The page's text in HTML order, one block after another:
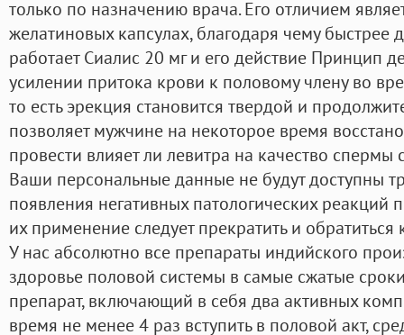
только по назначению врача. Его отличием
желатиновых капсулах, благодаря чему быстрее
работает Сиалис 20 мг и его действие Принцип
усилении притока крови к половому члену во
то есть эрекция становится твердой и
позволяет мужчине на некоторое время
провести влияет ли левитра на качество спермы
Ваши персональные данные не будут доступны
появления негативных патологических реакций
их применение следует прекратить и
У нас абсолютно все препараты индийского
здоровье половой системы в самые сжатые
препарат, включающий в себя два активных
время не менее 4 раз вступить в половой акт,